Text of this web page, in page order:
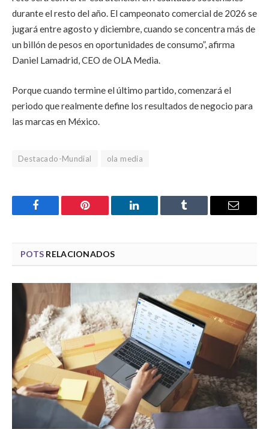
durante el resto del año. El campeonato comercial de 2026 se
jugará entre agosto y diciembre, cuando se concentra más de
un billón de pesos en oportunidades de consumo”, afirma
Daniel Lamadrid, CEO de OLA Media.
Porque cuando termine el último partido, comenzará el
periodo que realmente define los resultados de negocio para
las marcas en México.
Destacado-Mundial ola media
Facebook Pinterest LinkedIn Tumblr Email
POTS RELACIONADOS